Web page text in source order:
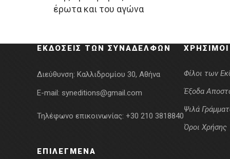
έρωτα και του αγώνα
was:
τιμή
ΕΚΔΌΣΕΙΣ ΤΩΝ ΣΥΝΑΔΈΛΦΩΝ
Διεύθυνση: Καλλιδρομίου 30, Αθήνα
E-mail: syneditions@gmail.com
Τηλέφωνο επικοινωνίας: +30 210 3818840
Φίλοι των
Έξοδα
Ψιλά
Όροι Χρήσης
ΕΠΙΛΕΓΜΈΝΑ